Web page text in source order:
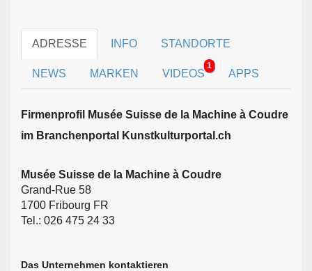
ADRESSE INFO STANDORTE
NEWS MARKEN VIDEOS
1
APPS
Firmen­profil Musée Suisse de la Machine à Coudre
im Branchen­portal Kunstkulturportal.ch
Musée Suisse de la Machine à Coudre
Grand-Rue 58
1700 Fribourg FR
Tel.: 026 475 24 33
Das Unternehmen kontaktieren